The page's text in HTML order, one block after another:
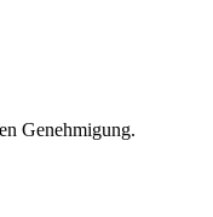
Genehmigung.